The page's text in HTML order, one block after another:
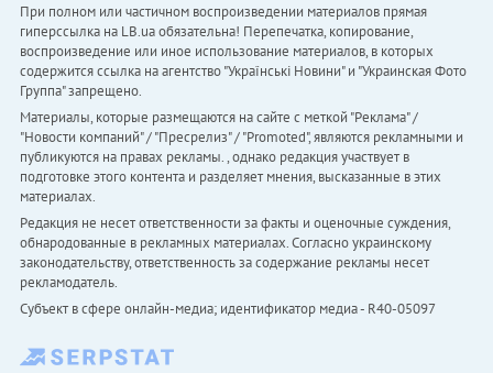
При полном или частичном воспроизведении материалов прямая
гиперссылка на LB.ua обязательна! Перепечатка, копирование,
воспроизведение или иное использование материалов, в которых
содержится ссылка на агентство "Українськi Новини" и "Украинская Фото
Группа" запрещено.
Материалы, которые размещаются на сайте с меткой "Реклама" /
"Новости компаний" / "Пресрелиз" / "Promoted", являются рекламными и
публикуются на правах рекламы. , однако редакция участвует в
подготовке этого контента и разделяет мнения, высказанные в этих
материалах.
Редакция не несет ответственности за факты и оценочные суждения,
обнародованные в рекламных материалах. Согласно украинскому
законодательству, ответственность за содержание рекламы несет
рекламодатель.
Субъект в сфере онлайн-медиа; идентификатор медиа - R40-05097